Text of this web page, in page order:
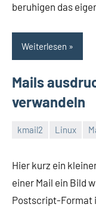
beruhigen das
Weiterlesen
Mails
verwandeln
kmail2 Linux
Hier kurz ein
einer Mail ein Bild
Postscript-Format